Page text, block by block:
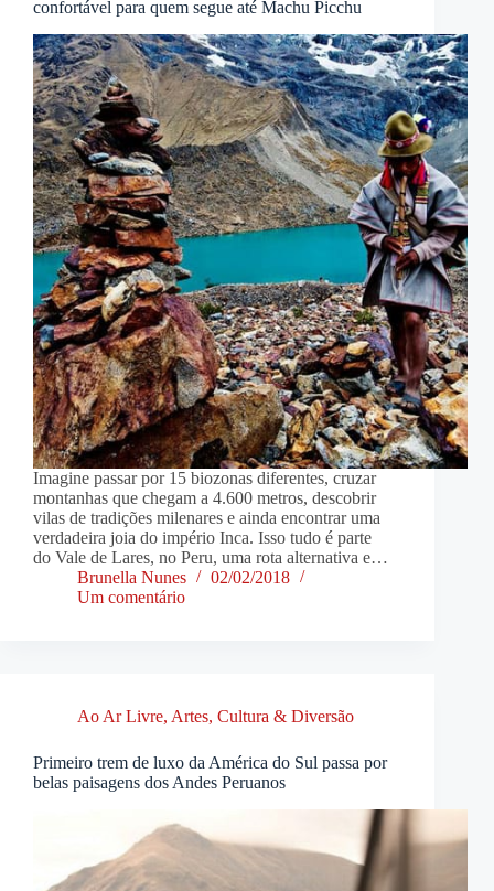
confortável para quem segue até Machu Picchu
Imagine passar por 15 biozonas diferentes, cruzar
montanhas que chegam a 4.600 metros, descobrir
vilas de tradições milenares e ainda encontrar uma
verdadeira joia do império Inca. Isso tudo é parte
do Vale de Lares, no Peru, uma rota alternativa e…
Brunella Nunes
02/02/2018
Um comentário
Ao Ar Livre, Artes, Cultura & Diversão
Primeiro trem de luxo da América do Sul passa por
belas paisagens dos Andes Peruanos